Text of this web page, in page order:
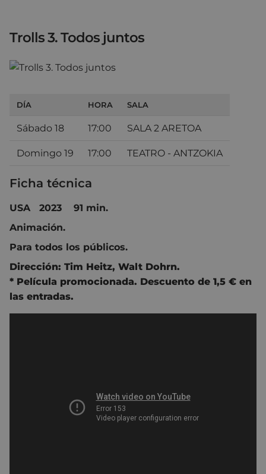
Trolls 3. Todos juntos
DÍA HORA SALA
Sábado 18 17:00 SALA 2 ARETOA
Domingo 19 17:00 TEATRO - ANTZOKIA
Ficha técnica
USA 2023 91 min.
Animación.
Para todos los públicos.
Dirección: Tim Heitz, Walt Dohrn.
* Película promocionada. Descuento de 1,5 € en
las entradas.